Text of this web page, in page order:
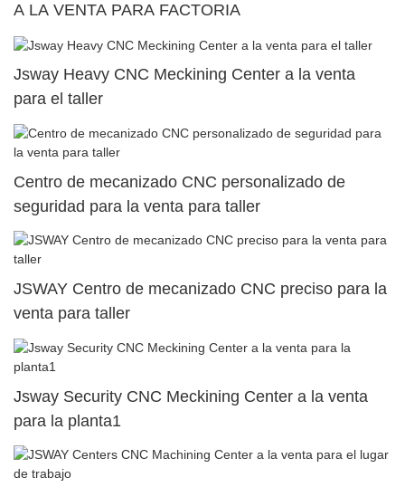
A LA VENTA PARA FACTORIA
Jsway Heavy CNC Meckining Center a la venta
para el taller
Centro de mecanizado CNC personalizado de
seguridad para la venta para taller
JSWAY Centro de mecanizado CNC preciso para la
venta para taller
Jsway Security CNC Meckining Center a la venta
para la planta1